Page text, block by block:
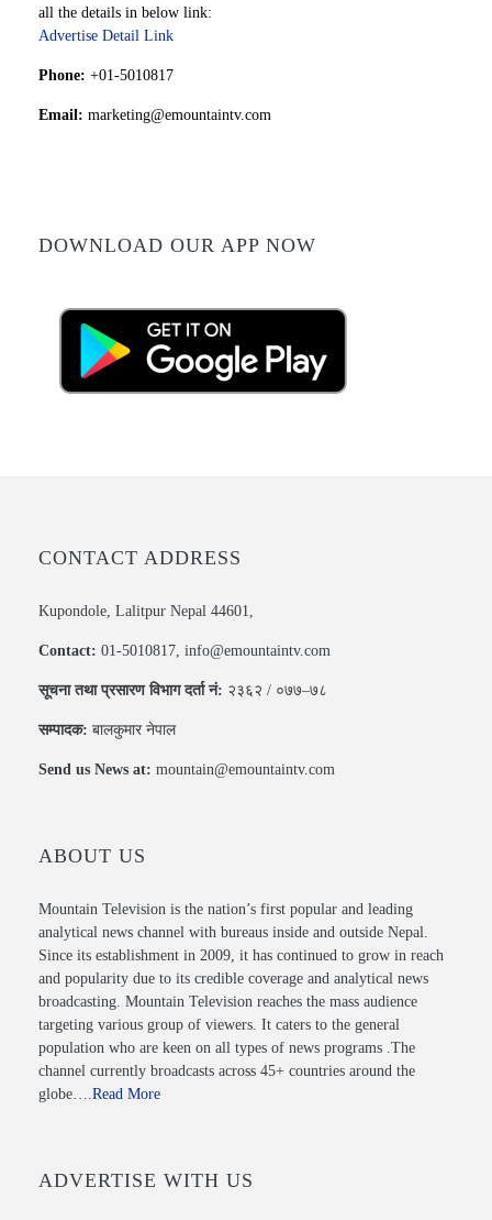
all the details in below link:
Advertise Detail Link
Phone: +01-5010817
Email: marketing@emountaintv.com
DOWNLOAD OUR APP NOW
CONTACT ADDRESS
Kupondole, Lalitpur Nepal 44601,
Contact: 01-5010817, info@emountaintv.com
सूचना तथा प्रसारण विभाग दर्ता नं: २३६२ / ०७७–७८
सम्पादक: बालकुमार नेपाल
Send us News at: mountain@emountaintv.com
ABOUT US
Mountain Television is the nation’s first popular and leading
analytical news channel with bureaus inside and outside Nepal.
Since its establishment in 2009, it has continued to grow in reach
and popularity due to its credible coverage and analytical news
broadcasting. Mountain Television reaches the mass audience
targeting various group of viewers. It caters to the general
population who are keen on all types of news programs .The
channel currently broadcasts across 45+ countries around the
globe…. Read More
ADVERTISE WITH US